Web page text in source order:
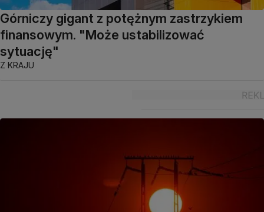
Górniczy gigant z potężnym zastrzykiem
finansowym. "Może ustabilizować
sytuację"
Z KRAJU